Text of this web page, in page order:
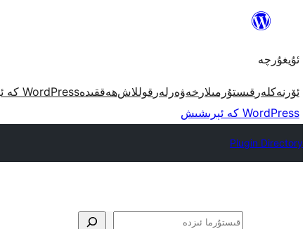
مەزمۇنغا
ئۇيغۇرچە
ئۆرنەكلەر قىستۇرمىلار خەۋەرلەر قوللاشھەققىدەWordPress كە ئېرىشىش
WordPress كە ئېرىشىش
Plugin Directory
ئىزدە